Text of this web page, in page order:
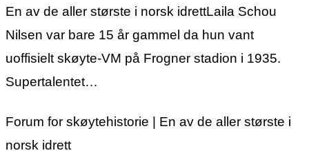
En av de aller største i norsk idrettLaila Schou
Nilsen var bare 15 år gammel da hun vant
uoffisielt skøyte-VM på Frogner stadion i 1935.
Supertalentet…
Forum for skøytehistorie | En av de aller største i
norsk idrett